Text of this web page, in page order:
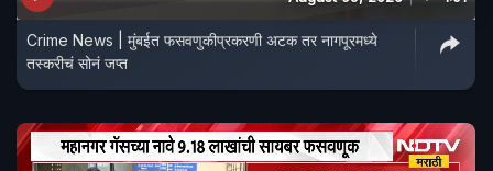
Crime News | मुंबईत फसवणुकीप्रकरणी अटक तर नागपूरमध्ये
तस्करीचं सोनं जप्त